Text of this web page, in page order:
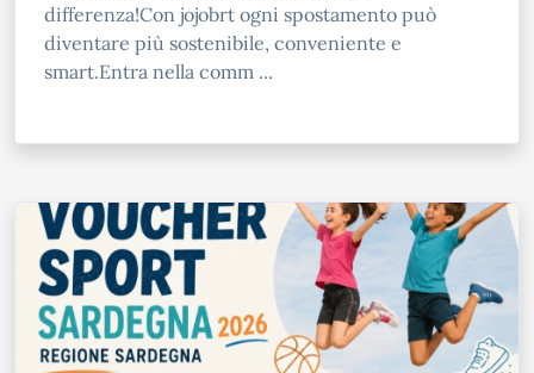
differenza!Con jojobrt ogni spostamento può
diventare più sostenibile, conveniente e
smart.Entra nella comm ...